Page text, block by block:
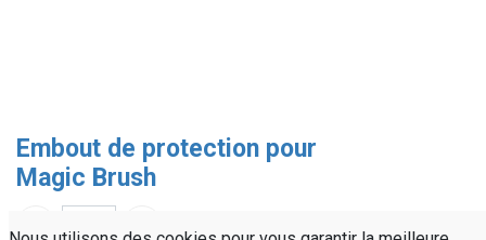
Embout de protection pour
Magic Brush